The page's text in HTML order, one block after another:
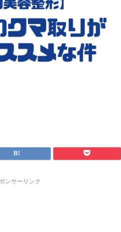
ンサーリンク